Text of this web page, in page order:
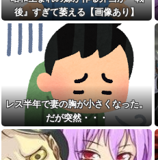
ト民が驚愕する大変身を遂げて
しまう←コレは凄過ぎるw w w
w w w w w
日産e-power、無給油で
1980km走行しギネス記録を達
成！→山頂から下ってるだけで
した…
【悲報】女さん、歩行者を轢
いた挙句、道路に倒れてどえら
いことになってしまうw w w w
w w w
【悲報】ヤニねこで抜けるキ
ャラ、74%が一致してしま
う・・・
後』すぎて萎える【画像あり】
レス半年で妻の胸が小さくなった。
だが突然・・・